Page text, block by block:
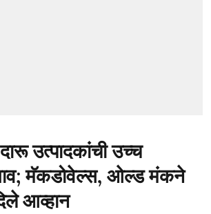
उत्पादकांची उच्च
मॅकडोवेल्स, ओल्ड मंकने
आव्हान